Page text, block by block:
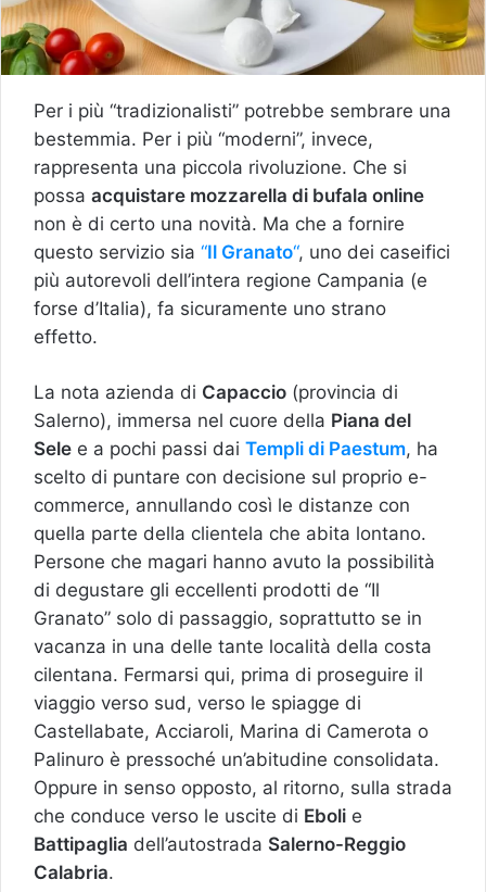
Per i più “tradizionalisti” potrebbe sembrare una
bestemmia. Per i più “moderni”, invece,
rappresenta una piccola rivoluzione. Che si
possa acquistare mozzarella di bufala online
non è di certo una novità. Ma che a fornire
questo servizio sia “Il Granato“, uno dei caseifici
più autorevoli dell’intera regione Campania (e
forse d’Italia), fa sicuramente uno strano
effetto.
La nota azienda di Capaccio (provincia di
Salerno), immersa nel cuore della Piana del
Sele e a pochi passi dai Templi di Paestum, ha
scelto di puntare con decisione sul proprio e-
commerce, annullando così le distanze con
quella parte della clientela che abita lontano.
Persone che magari hanno avuto la possibilità
di degustare gli eccellenti prodotti de “Il
Granato” solo di passaggio, soprattutto se in
vacanza in una delle tante località della costa
cilentana. Fermarsi qui, prima di proseguire il
viaggio verso sud, verso le spiagge di
Castellabate, Acciaroli, Marina di Camerota o
Palinuro è pressoché un’abitudine consolidata.
Oppure in senso opposto, al ritorno, sulla strada
che conduce verso le uscite di Eboli e
Battipaglia dell’autostrada Salerno-Reggio
Calabria.